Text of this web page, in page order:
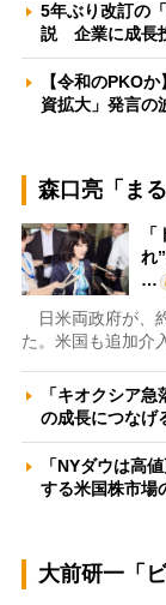
5年ぶり改訂の
説 企業に成長
【令和のPKO
資拡大」発言
森口亮「ま
れ
…
日米両政府が、
た。米国も追加介
「キオクシア
の成長につな
「NYダウは高
する米国株市
大前研一「